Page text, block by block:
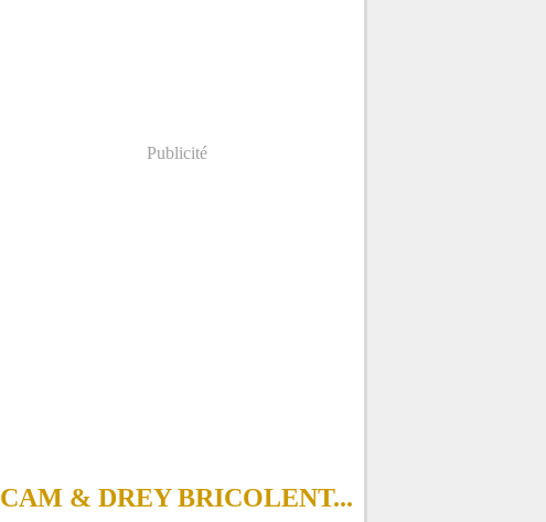
Publicité
CAM & DREY BRICOLENT...